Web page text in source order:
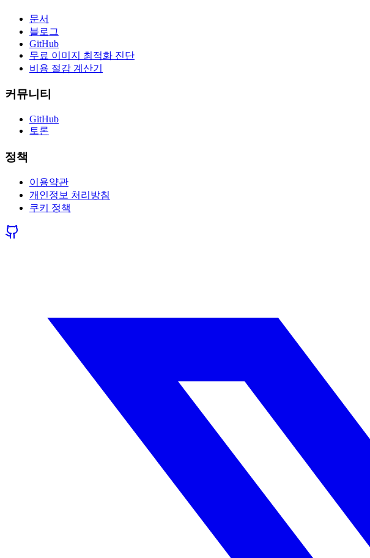
문서
블로그
GitHub
무료 이미지 최적화 진단
비용 절감 계산기
커뮤니티
GitHub
토론
정책
이용약관
개인정보 처리방침
쿠키 정책